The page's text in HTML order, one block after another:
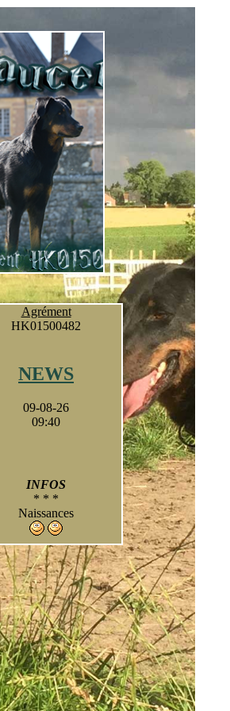
Agrément
HK01500482
NEWS
09-08-26
09:40
INFOS
* * *
Naissances
* * *
A suivre
- photos
- résultats
- portée 2023
* * *